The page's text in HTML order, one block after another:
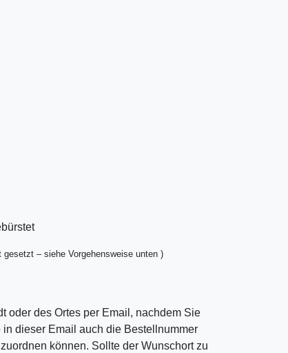
– siehe Vorgehensweise unten )
oder des Ortes per Email, nachdem Sie
dieser Email auch die Bestellnummer
können. Sollte der Wunschort zu